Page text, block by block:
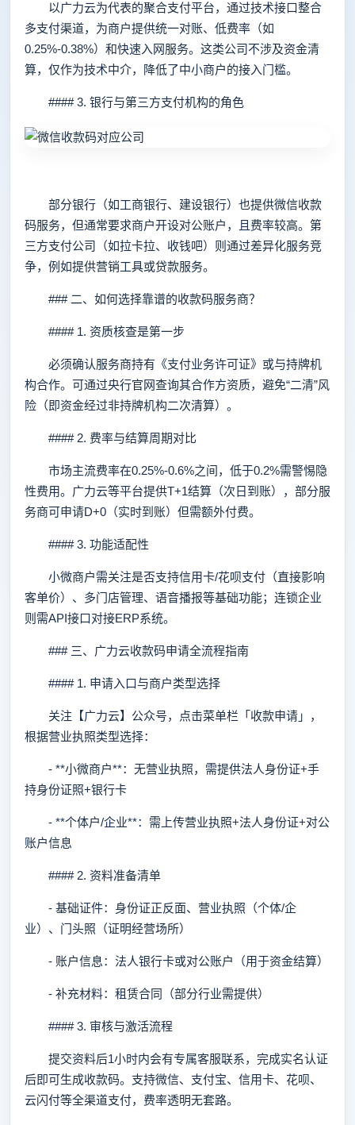
以广力云为代表的聚合支付平台，通过技术接口整合
多支付渠道，为商户提供统一对账、低费率（如
0.25%-0.38%）和快速入网服务。这类公司不涉及资金清
算，仅作为技术中介，降低了中小商户的接入门槛。
#### 3. 银行与第三方支付机构的角色
部分银行（如工商银行、建设银行）也提供微信收款
码服务，但通常要求商户开设对公账户，且费率较高。第
三方支付公司（如拉卡拉、收钱吧）则通过差异化服务竞
争，例如提供营销工具或贷款服务。
### 二、如何选择靠谱的收款码服务商？
#### 1. 资质核查是第一步
必须确认服务商持有《支付业务许可证》或与持牌机
构合作。可通过央行官网查询其合作方资质，避免“二清”风
险（即资金经过非持牌机构二次清算）。
#### 2. 费率与结算周期对比
市场主流费率在0.25%-0.6%之间，低于0.2%需警惕隐
性费用。广力云等平台提供T+1结算（次日到账），部分服
务商可申请D+0（实时到账）但需额外付费。
#### 3. 功能适配性
小微商户需关注是否支持信用卡/花呗支付（直接影响
客单价）、多门店管理、语音播报等基础功能；连锁企业
则需API接口对接ERP系统。
### 三、广力云收款码申请全流程指南
#### 1. 申请入口与商户类型选择
关注【广力云】公众号，点击菜单栏「收款申请」，
根据营业执照类型选择：
- **小微商户**：无营业执照，需提供法人身份证+手
持身份证照+银行卡
- **个体户/企业**：需上传营业执照+法人身份证+对公
账户信息
#### 2. 资料准备清单
- 基础证件：身份证正反面、营业执照（个体/企
业）、门头照（证明经营场所）
- 账户信息：法人银行卡或对公账户（用于资金结算）
- 补充材料：租赁合同（部分行业需提供）
#### 3. 审核与激活流程
提交资料后1小时内会有专属客服联系，完成实名认证
后即可生成收款码。支持微信、支付宝、信用卡、花呗、
云闪付等全渠道支付，费率透明无套路。